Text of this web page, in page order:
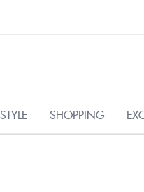
STYLE SHOPPING